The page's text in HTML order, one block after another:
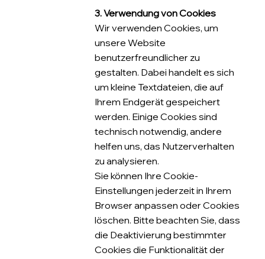
3. Verwendung von Cookies
Wir verwenden Cookies, um
unsere Website
benutzerfreundlicher zu
gestalten. Dabei handelt es sich
um kleine Textdateien, die auf
Ihrem Endgerät gespeichert
werden. Einige Cookies sind
technisch notwendig, andere
helfen uns, das Nutzerverhalten
zu analysieren.
Sie können Ihre Cookie-
Einstellungen jederzeit in Ihrem
Browser anpassen oder Cookies
löschen. Bitte beachten Sie, dass
die Deaktivierung bestimmter
Cookies die Funktionalität der